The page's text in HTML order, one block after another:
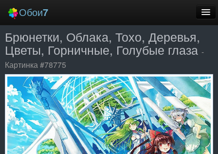
Обои7
Новые
Лучшие
Случайные
Заставки
Еще
Брюнетки, Облака, Тохо, Деревья,
Цветы, Горничные, Голубые глаза -
Картинка #78775